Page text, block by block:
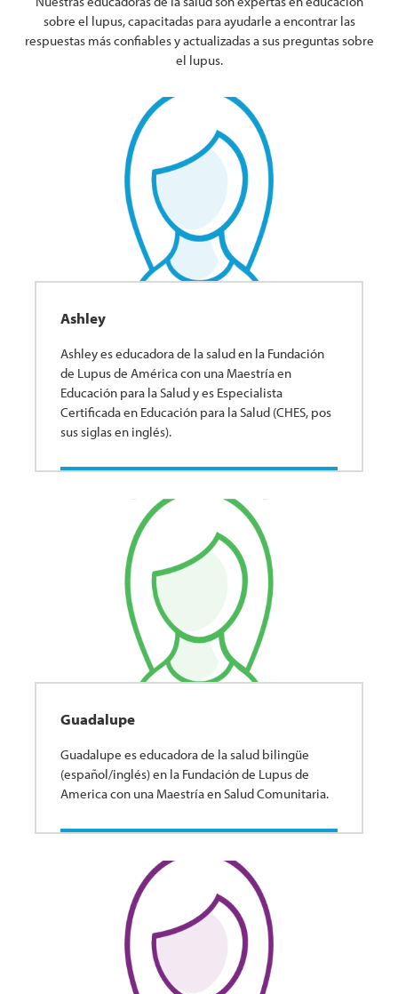
sobre el lupus, capacitadas para ayudarle a encontrar las
respuestas más confiables y actualizadas a sus preguntas sobre
el lupus.
Ashley
Ashley es educadora de la salud en la Fundación
de Lupus de América con una Maestría en
Educación para la Salud y es Especialista
Certificada en Educación para la Salud (CHES, pos
sus siglas en inglés).
Guadalupe
Guadalupe es educadora de la salud bilingüe
(español/inglés) en la Fundación de Lupus de
America con una Maestría en Salud Comunitaria.